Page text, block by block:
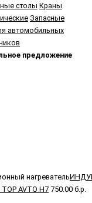
столы Краны
Запасные
автомобильных
предложение
нагреватель
AVTO H7 750.00 б.р.